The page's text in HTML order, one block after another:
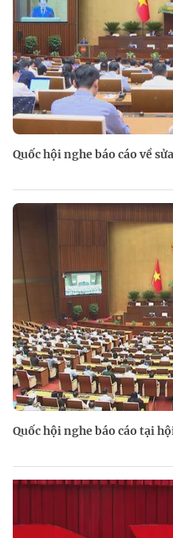
Quốc hội nghe báo cáo về
Quốc hội nghe báo cáo tại